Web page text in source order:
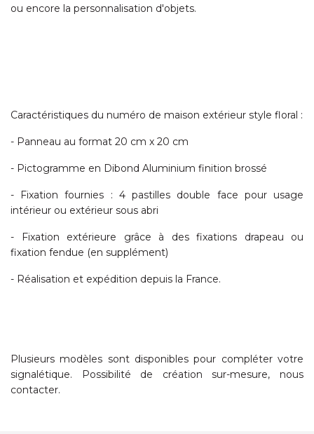
ou encore la personnalisation d'objets.
Caractéristiques du numéro de maison extérieur style floral :
- Panneau au format 20 cm x 20 cm
- Pictogramme en Dibond Aluminium finition brossé
- Fixation fournies : 4 pastilles double face pour usage
intérieur ou extérieur sous abri
- Fixation extérieure grâce à des fixations drapeau ou
fixation fendue (en supplément)
- Réalisation et expédition depuis la France.
Plusieurs modèles sont disponibles pour compléter votre
signalétique. Possibilité de création sur-mesure, nous
contacter.